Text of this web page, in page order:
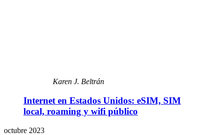
Karen J. Beltrán
Internet en Estados Unidos: eSIM, SIM
local, roaming y wifi público
octubre 2023